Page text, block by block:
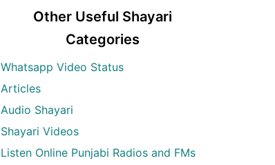
Other Useful Shayari
Categories
Whatsapp Video Status
Articles
Audio Shayari
Shayari Videos
Listen Online Punjabi Radios and FMs